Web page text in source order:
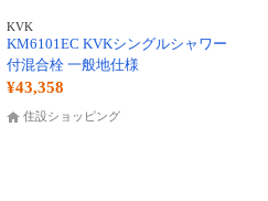
KVK
KM6101EC KVKシングルシャワー
付混合栓 一般地仕様
¥43,358
住設ショッピング